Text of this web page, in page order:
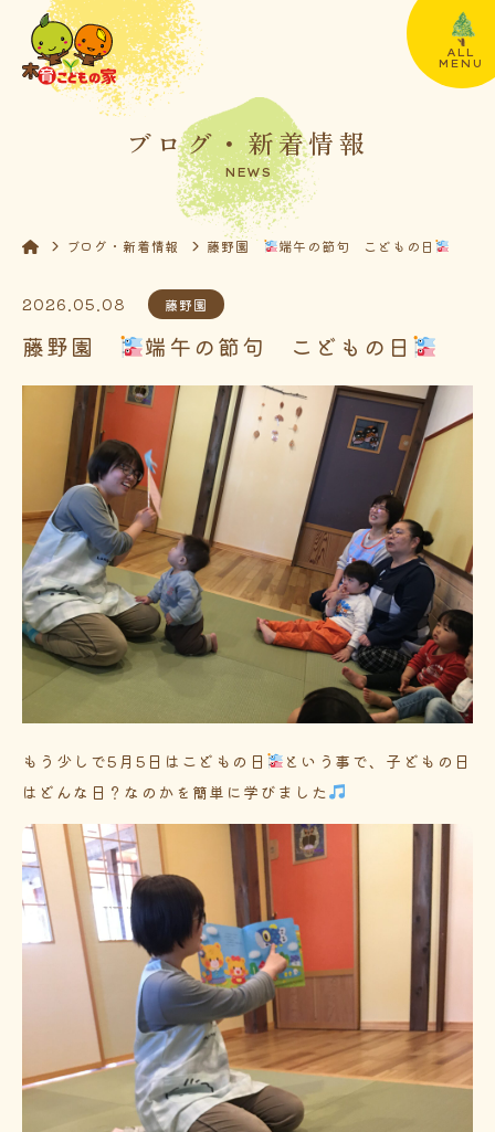
ALL
MENU
ブログ・新着情報
NEWS
ブログ・新着情報 藤野園 端午の節句 こどもの日
2026.05.08 藤野園
藤野園 端午の節句 こどもの日
もう少しで5月5日はこどもの日
という事で、子どもの日
はどんな日？なのかを簡単に学びました